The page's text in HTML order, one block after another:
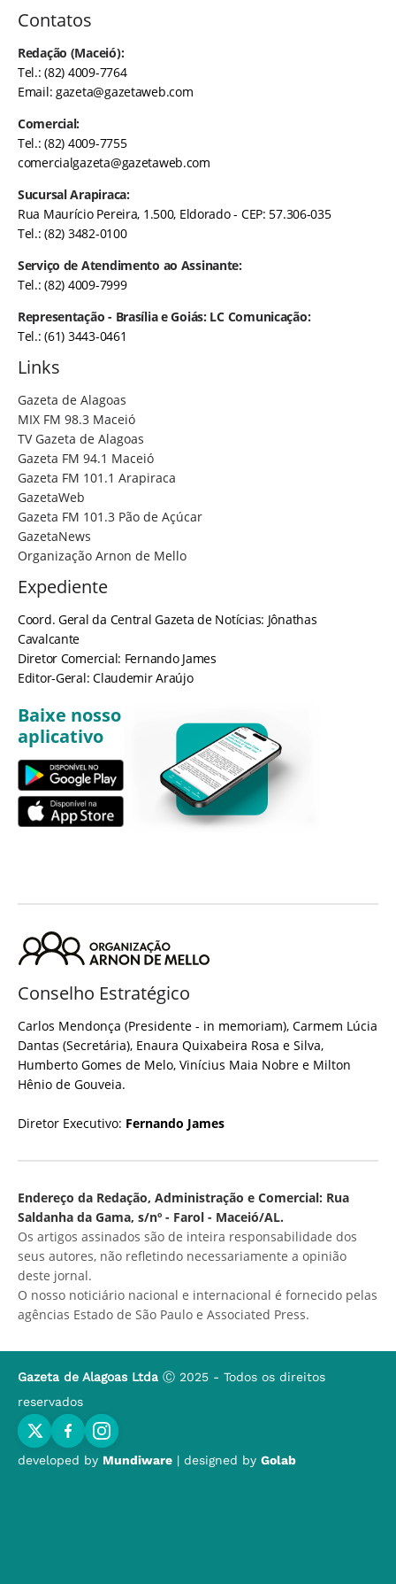
Contatos
Redação (Maceió):
Tel.: (82) 4009-7764
Email:gazeta@gazetaweb.com
Comercial:
Tel.: (82) 4009-7755
comercialgazeta@gazetaweb.com
Sucursal Arapiraca:
Rua Maurício Pereira, 1.500, Eldorado - CEP: 57.306-035
Tel.: (82) 3482-0100
Serviço de Atendimento ao Assinante:
Tel.: (82) 4009-7999
Representação - Brasília e Goiás: LC Comunicação:
Tel.: (61) 3443-0461
Links
Gazeta de Alagoas
MIX FM 98.3 Maceió
TV Gazeta de Alagoas
Gazeta FM 94.1 Maceió
Gazeta FM 101.1 Arapiraca
GazetaWeb
Gazeta FM 101.3 Pão de Açúcar
GazetaNews
Organização Arnon de Mello
Expediente
Coord. Geral da Central Gazeta de Notícias: Jônathas
Cavalcante
Diretor Comercial: Fernando James
Editor-Geral: Claudemir Araújo
Baixe nosso
aplicativo
Conselho Estratégico
Carlos Mendonça (Presidente - in memoriam), Carmem Lúcia
Dantas (Secretária), Enaura Quixabeira Rosa e Silva,
Humberto Gomes de Melo, Vinícius Maia Nobre e Milton
Hênio de Gouveia.
Diretor Executivo: Fernando James
Endereço da Redação, Administração e Comercial: Rua
Saldanha da Gama, s/nº - Farol - Maceió/AL.
Os artigos assinados são de inteira responsabilidade dos
seus autores, não refletindo necessariamente a opinião
deste jornal.
O nosso noticiário nacional e internacional é fornecido pelas
agências Estado de São Paulo e Associated Press.
Gazeta de Alagoas Ltda Ⓒ 2025 - Todos os direitos
reservados
developed by Mundiware | designed by Golab